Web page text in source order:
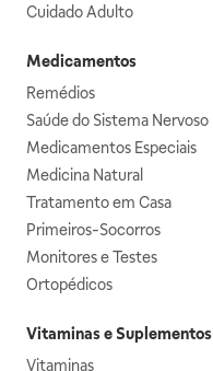
Cuidado Adulto
Medicamentos
Remédios
Saúde do Sistema Nervoso
Medicamentos Especiais
Medicina Natural
Tratamento em Casa
Primeiros-Socorros
Monitores e Testes
Ortopédicos
Vitaminas e Suplementos
Vitaminas